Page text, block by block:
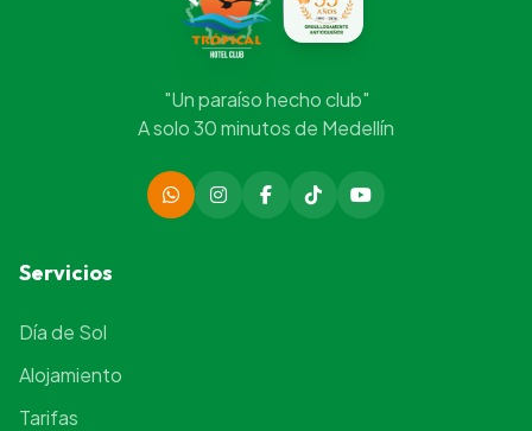
"Un paraíso hecho club"
A solo 30 minutos de Medellín
Servicios
Día de Sol
Alojamiento
Tarifas